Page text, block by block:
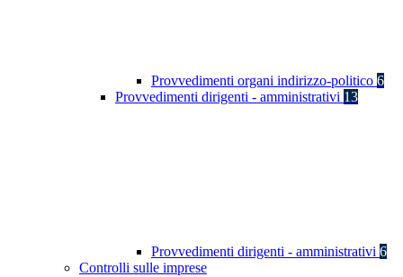
Provvedimenti organi indirizzo-politico 6
Provvedimenti dirigenti - amministrativi 13
Provvedimenti dirigenti - amministrativi 6
Controlli sulle imprese